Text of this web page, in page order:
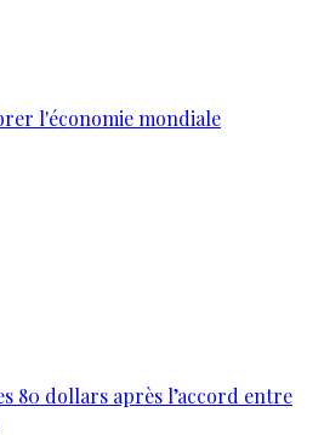
l'économie mondiale
80 dollars après l’accord entre